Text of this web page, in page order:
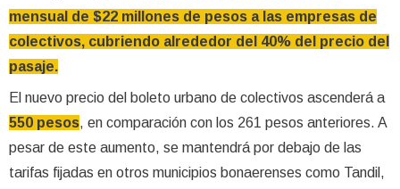
mensual de $22 millones de pesos a las empresas de
colectivos, cubriendo alrededor del 40% del precio del
pasaje.
El nuevo precio del boleto urbano de colectivos ascenderá a
550 pesos, en comparación con los 261 pesos anteriores. A
pesar de este aumento, se mantendrá por debajo de las
tarifas fijadas en otros municipios bonaerenses como Tandil,